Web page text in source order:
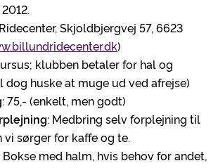
Skjoldbjergvej 57, 6623
)
klubben betaler for hal og
dog huske at muge ud ved afrejse)
: 75,- (enkelt, men godt)
: Medbring selv forplejning til
vi sørger for kaffe og te.
Bokse med halm, hvis behov for andet,